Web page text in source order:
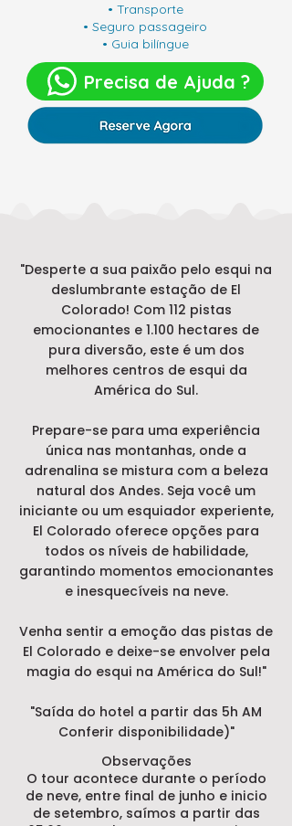
• Transporte
• Seguro passageiro
• Guia bilíngue
Precisa de Ajuda ?
"Desperte a sua paixão pelo esqui na
deslumbrante estação de El
Colorado! Com 112 pistas
emocionantes e 1.100 hectares de
pura diversão, este é um dos
melhores centros de esqui da
América do Sul.
Prepare-se para uma experiência
única nas montanhas, onde a
adrenalina se mistura com a beleza
natural dos Andes. Seja você um
iniciante ou um esquiador experiente,
El Colorado oferece opções para
todos os níveis de habilidade,
garantindo momentos emocionantes
e inesquecíveis na neve.
Venha sentir a emoção das pistas de
El Colorado e deixe-se envolver pela
magia do esqui na América do Sul!"
"Saída do hotel a partir das 5h AM
Conferir disponibilidade)"
Observações
O tour acontece durante o período
de neve, entre final de junho e inicio
de setembro, saímos a partir das